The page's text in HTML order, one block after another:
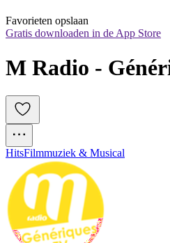
Favorieten opslaan
Gratis downloaden in de App Store
M Radio -
HitsFilmmuziek & Musical